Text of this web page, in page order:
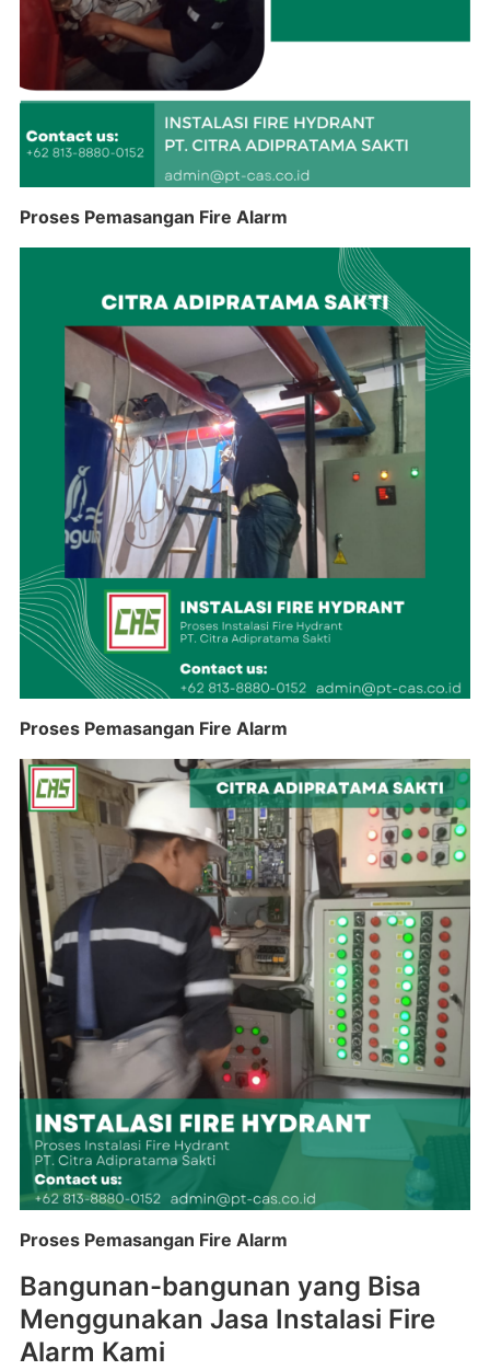
Proses Pemasangan Fire Alarm
Proses Pemasangan Fire Alarm
Proses Pemasangan Fire Alarm
Bangunan-bangunan yang Bisa
Menggunakan Jasa Instalasi Fire
Alarm Kami